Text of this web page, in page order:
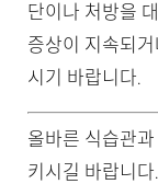
단이나 처방을
증상이 지속되
시기 바랍니다.
올바른 식습관
키시길 바랍니